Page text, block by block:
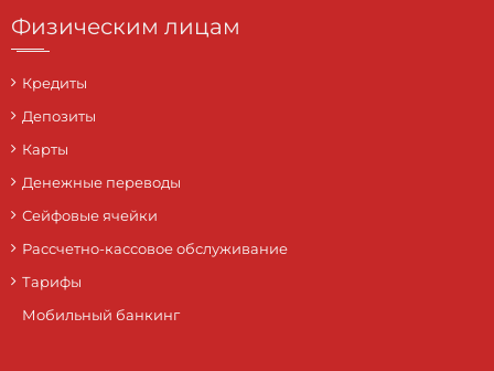
Физическим лицам
Кредиты
Депозиты
Карты
Денежные переводы
Сейфовые ячейки
Рассчетно-кассовое обслуживание
Тарифы
Мобильный банкинг